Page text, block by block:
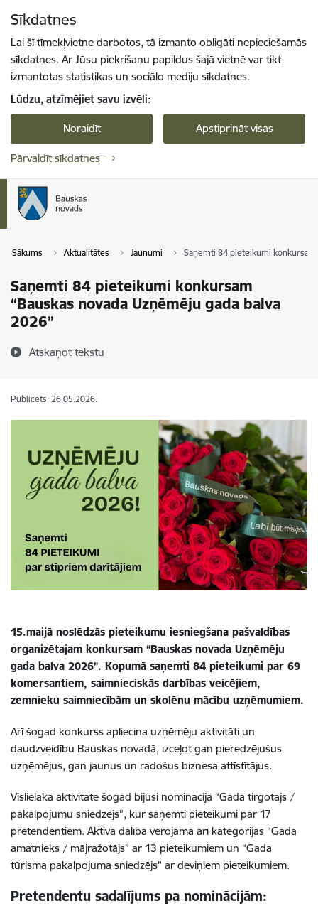
Sīkdatnes
Lai šī tīmekļvietne darbotos, tā izmanto obligāti nepieciešamās
sīkdatnes. Ar Jūsu piekrišanu papildus šajā vietnē var tikt
izmantotas statistikas un sociālo mediju sīkdatnes.
Lūdzu, atzīmējiet savu izvēli:
Noraidīt Apstiprināt visas
Pārvaldīt sīkdatnes
Sākums Aktualitātes Jaunumi Saņemti 84 pieteikumi konkursam
Saņemti 84 pieteikumi konkursam
“Bauskas novada Uzņēmēju gada balva
2026”
Atskaņot tekstu
Publicēts: 26.05.2026.
15.maijā noslēdzās pieteikumu iesniegšana pašvaldības
organizētajam konkursam “Bauskas novada Uzņēmēju
gada balva 2026”. Kopumā saņemti 84 pieteikumi par 69
komersantiem, saimnieciskās darbības veicējiem,
zemnieku saimniecībām un skolēnu mācību uzņēmumiem.
Arī šogad konkurss apliecina uzņēmēju aktivitāti un
daudzveidību Bauskas novadā, izceļot gan pieredzējušus
uzņēmējus, gan jaunus un radošus biznesa attīstītājus.
Vislielākā aktivitāte šogad bijusi nominācijā “Gada tirgotājs /
pakalpojumu sniedzējs”, kur saņemti pieteikumi par 17
pretendentiem. Aktīva dalība vērojama arī kategorijās “Gada
amatnieks / mājražotājs” ar 13 pieteikumiem un “Gada
tūrisma pakalpojuma sniedzējs” ar deviņiem pieteikumiem.
Pretendentu sadalījums pa nominācijām: